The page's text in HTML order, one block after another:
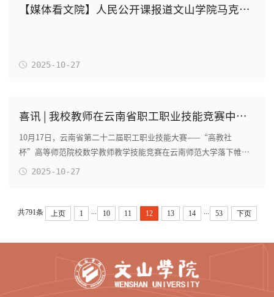
【媒体看文院】人民公开课报道文山学院马克思主义学院暑期社会实践活动
2025-10-27
喜讯 | 我校教师在云南省职工职业技能竞赛中获奖
10月17日，云南省第二十二届职工职业技能大赛——“高教社
杯”高等师范院校数学教师教学技能竞赛在云南师范大学落下帷
幕。经过激烈角逐，我校人工智能学院教师高美平获...
2025-10-27
共791条 上页 1 10 11 12 13 14 53 下页